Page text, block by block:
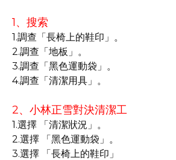
1、搜索
1.調查「長椅上的鞋印」。
2.調查「地板」。
3.調查「黑色運動袋」。
4.調查「清潔用具」。
2、小林正雪對決清潔工
1.選擇 「清潔狀況」。
2.選擇 「黑色運動袋」。
3.選擇 「長椅上的鞋印」